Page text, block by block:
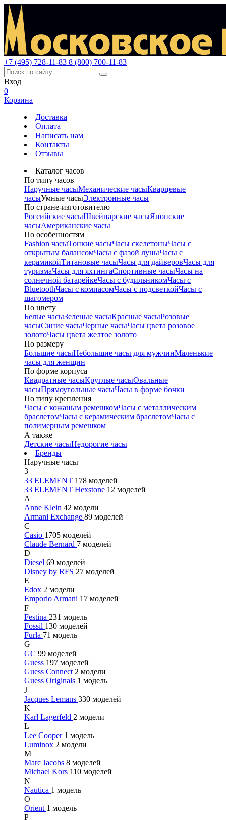
+7 (495) 728-11-83 8 (800) 700-11-83
Вход
0
Корзина
Доставка
Оплата
Написать нам
Контакты
Отзывы
Каталог часов
По типу часов
Наручные часыМеханические часыКварцевые
часыУмные часыЭлектронные часы
По стране-изготовителю
Российские часыШвейцарские часыЯпонские
часыАмериканские часы
По особенностям
Fashion часыТонкие часыЧасы скелетоныЧасы с
открытым балансомЧасы с фазой луныЧасы с
керамикойТитановые часыЧасы для дайверовЧасы для
туризмаЧасы для яхтингаСпортивные часыЧасы на
солнечной батарейкеЧасы с будильникомЧасы с
BluetoothЧасы с компасомЧасы с подсветкойЧасы с
шагомером
По цвету
Белые часыЗеленые часыКрасные часыРозовые
часыСиние часыЧерные часыЧасы цвета розовое
золотоЧасы цвета желтое золото
По размеру
Большие часыНебольшие часы для мужчинМаленькие
часы для женщин
По форме корпуса
Квадратные часыКруглые часыОвальные
часыПрямоугольные часыЧасы в форме бочки
По типу крепления
Часы с кожаным ремешкомЧасы с металлическим
браслетомЧасы с керамическим браслетомЧасы с
полимерным ремешком
А также
Детские часыНедорогие часы
Бренды
Наручные часы
3
33 ELEMENT 178 моделей
33 ELEMENT Hexstone 12 моделей
A
Anne Klein 42 модели
Armani Exchange 89 моделей
C
Casio 1705 моделей
Claude Bernard 7 моделей
D
Diesel 69 моделей
Disney by RFS 27 моделей
E
Edox 2 модели
Emporio Armani 17 моделей
F
Festina 231 модель
Fossil 130 моделей
Furla 71 модель
G
GC 99 моделей
Guess 197 моделей
Guess Connect 2 модели
Guess Originals 1 модель
J
Jacques Lemans 330 моделей
K
Karl Lagerfeld 2 модели
L
Lee Cooper 1 модель
Luminox 2 модели
M
Marc Jacobs 8 моделей
Michael Kors 110 моделей
N
Nautica 1 модель
O
Orient 1 модель
P